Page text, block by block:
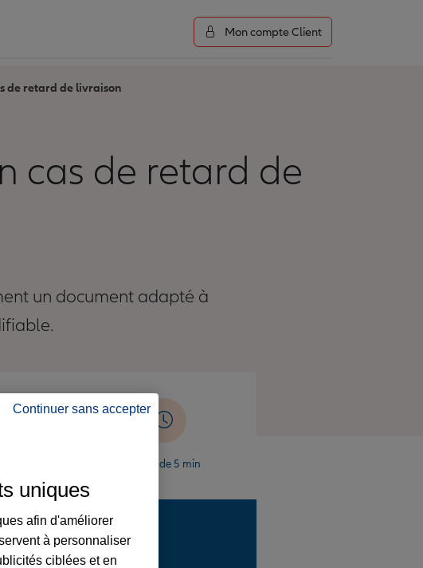
Mon compte Client
de retard de livraison
cas de retard de
un document adapté à
Moins de 5 min
Continuer sans accepter
uniques
afin d'améliorer
à personnaliser
ciblées et en